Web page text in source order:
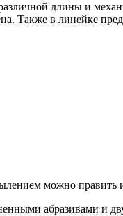
длины и
Также в линейке
можно править
абразивами и